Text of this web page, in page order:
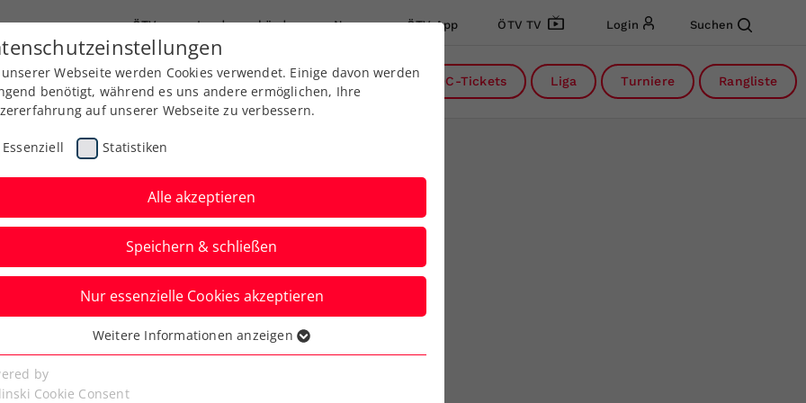
ÖTV Landesverbände News ÖTV App ÖTV TV Login Suchen
Ausbildung Services Über uns Kreise DC-Tickets Liga Turniere Rangliste
Vier Österreicher im
Webseite werden Cookies verwendet. Einige davon werden
benötigt, während es uns andere ermöglichen, Ihre
auf unserer Webseite zu verbessern.
Essenziell Statistiken
Alle akzeptieren
Speichern & schließen
Nur essenzielle Cookies akzeptieren
Cookies werden für grundlegende Funktionen der
benötigt. Dadurch ist gewährleistet, dass die Webseite
Weitere Informationen anzeigen
by
Cookie Consent